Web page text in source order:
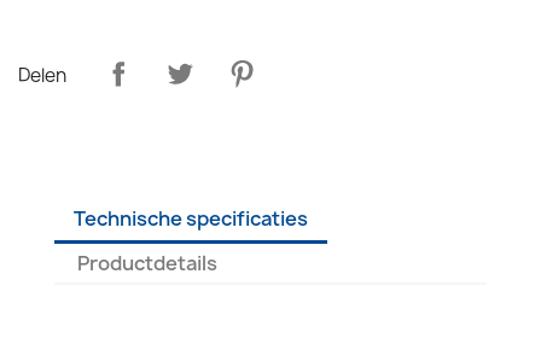
Delen
Technische specificaties
Productdetails